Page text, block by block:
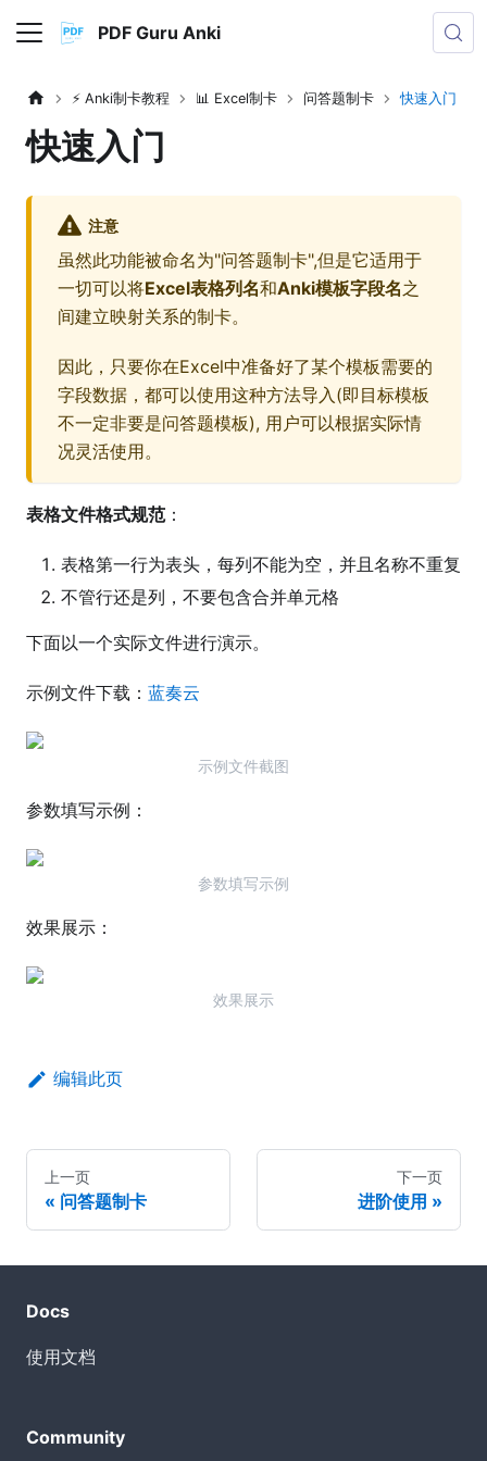
PDF Guru Anki
⚡️ Anki制卡教程 📊 Excel制卡 问答题制卡 快速入门
快速入门
注意
虽然此功能被命名为"问答题制卡",但是它适用于
一切可以将Excel表格列名和Anki模板字段名之
间建立映射关系的制卡。
因此，只要你在Excel中准备好了某个模板需要的
字段数据，都可以使用这种方法导入(即目标模板
不一定非要是问答题模板), 用户可以根据实际情
况灵活使用。
表格文件格式规范：
表格第一行为表头，每列不能为空，并且名称不重复
不管行还是列，不要包含合并单元格
下面以一个实际文件进行演示。
示例文件下载： 蓝奏云
示例文件截图
参数填写示例：
参数填写示例
效果展示：
效果展示
编辑此页
上一页
问答题制卡
下一页
进阶使用
Docs
使用文档
Community